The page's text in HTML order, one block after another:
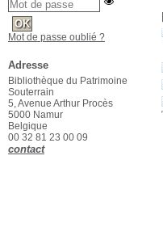
Mot de passe oublié ?
Adresse
Bibliothèque du Patrimoine
Souterrain
5, Avenue Arthur Procès
5000 Namur
Belgique
00 32 81 23 00 09
contact